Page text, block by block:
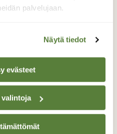
palvelujaan.
Näytä tiedot
evästeet
valintoja
pituuteensa.
Juurinen, Nuuksion
Kesäkuu
LISTAAN